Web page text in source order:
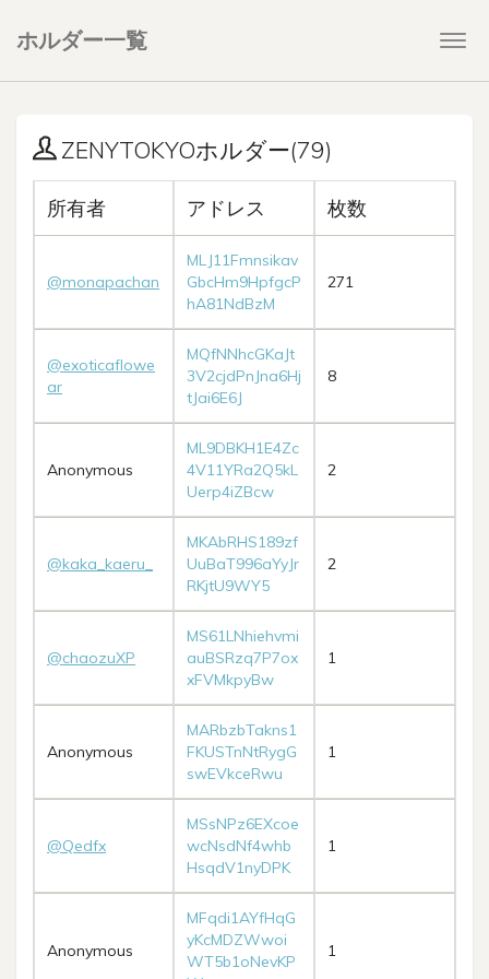
ホルダー一覧
ZENYTOKYOホルダー(79)
所有者 アドレス 枚数
@monapachan
MLJ11Fmnsikav
GbcHm9HpfgcP
hA81NdBzM
271
@exoticaflowe
ar
MQfNNhcGKaJt
3V2cjdPnJna6Hj
tJai6E6J
8
Anonymous
ML9DBKH1E4Zc
4V11YRa2Q5kL
Uerp4iZBcw
2
@kaka_kaeru_
MKAbRHS189zf
UuBaT996aYyJr
RKjtU9WY5
2
@chaozuXP
MS61LNhiehvmi
auBSRzq7P7ox
xFVMkpyBw
1
Anonymous
MARbzbTakns1
FKUSTnNtRygG
swEVkceRwu
1
@Qedfx
MSsNPz6EXcoe
wcNsdNf4whb
HsqdV1nyDPK
1
Anonymous
MFqdi1AYfHqG
yKcMDZWwoi
WT5b1oNevKP
1